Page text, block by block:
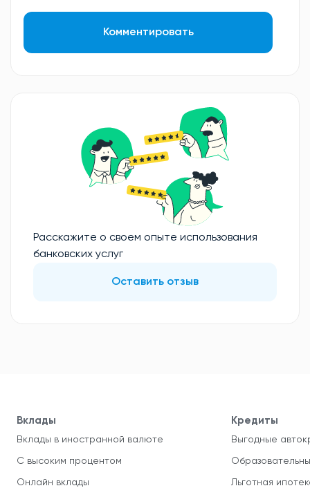
Комментировать
Расскажите о своем опыте использования
банковских услуг
Оставить отзыв
Вклады
Вклады в иностранной валюте
С высоким процентом
Онлайн вклады
Кредиты
Выгодные
Льготная